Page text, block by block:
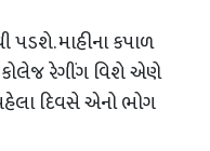
પડશે. માહીના કપાળ
કોલેજ રેગીંગ વિશે એણે
દિવસે એનો ભોગ